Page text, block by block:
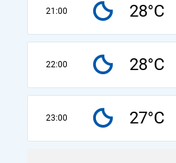
21:00 28°C
22:00 28°C
23:00 27°C